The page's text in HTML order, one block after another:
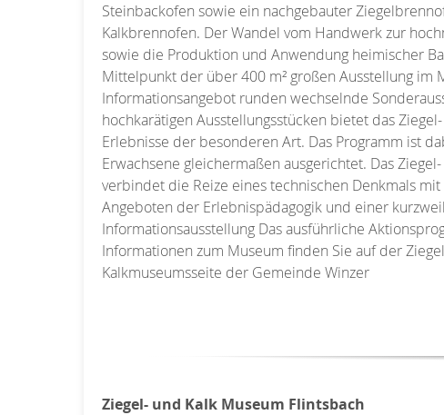
Steinbackofen sowie ein nachgebauter
Kalkbrennofen. Der Wandel vom Handwerk zur
sowie die Produktion und Anwendung heimischer
Mittelpunkt der über 400 m² großen Ausstellung im
Informationsangebot runden wechselnde
hochkarätigen Ausstellungsstücken bietet das
Erlebnisse der besonderen Art. Das Programm ist
Erwachsene gleichermaßen ausgerichtet. Das
verbindet die Reize eines technischen Denkmals
Angeboten der Erlebnispädagogik und einer
Informationsausstellung Das ausführliche
Informationen zum Museum finden Sie auf der
Kalkmuseumsseite der Gemeinde Winzer
Ziegel- und Kalk Museum Flintsbach